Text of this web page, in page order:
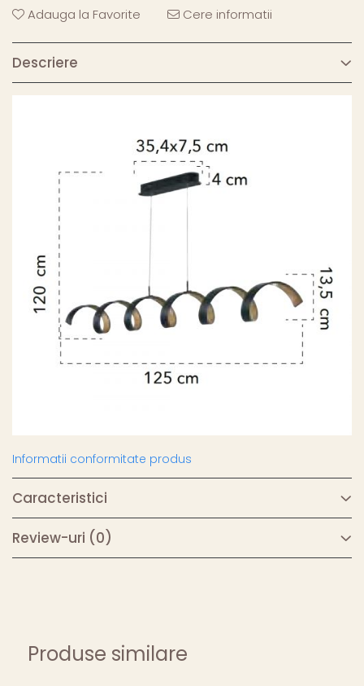
Adauga la Favorite Cere informatii
Descriere
Informatii conformitate produs
Caracteristici
Review-uri (0)
Produse similare